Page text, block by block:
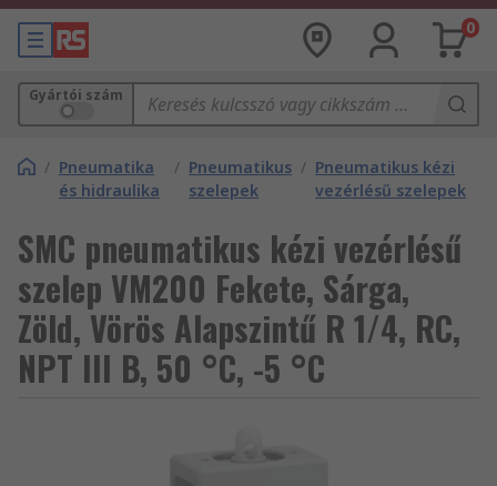
0
Gyártói szám
/ Pneumatika
és hidraulika
/ Pneumatikus
szelepek
/ Pneumatikus kézi
vezérlésű szelepek
SMC pneumatikus kézi vezérlésű
szelep VM200 Fekete, Sárga,
Zöld, Vörös Alapszintű R 1/4, RC,
NPT III B, 50 °C, -5 °C